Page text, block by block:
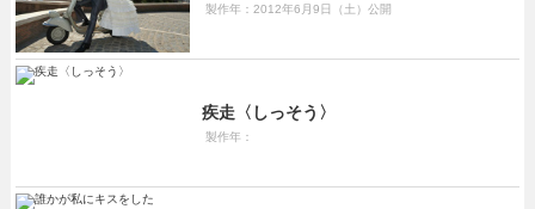
製作年：2012年6月9日（土）公開
疾走〈しっそう〉
製作年：